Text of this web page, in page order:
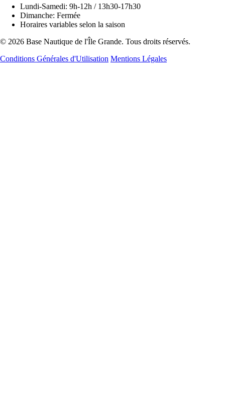
Lundi-Samedi: 9h-12h / 13h30-17h30
Dimanche: Fermée
Horaires variables selon la saison
© 2026 Base Nautique de l'Île Grande. Tous droits réservés.
Conditions Générales d'Utilisation Mentions Légales